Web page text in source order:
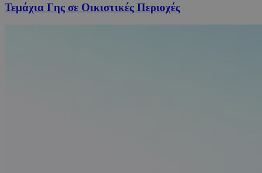
Τεμάχια Γης σε Οικιστικές Περιοχές